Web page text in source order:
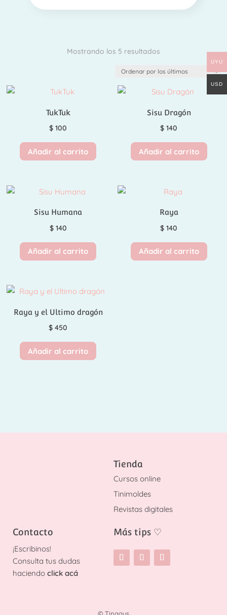
Mostrando los 5 resultadosOrdenado
los
últimos
TukTuk
$ 100
Añadir al carrito
Sisu Dragón
$ 140
Añadir al carrito
Sisu Humana
$140
Añadir al carrito
Raya
$ 140
Añadir al carrito
Raya y el Ultimo dragón
$ 450
Añadir al carrito
Tienda
Cursos online
Tinimoldes
Revistas digitales
Contacto
¡Escribinos!
Consulta tus dudas
haciendo click acá
Más tips ♡
UYU
USD